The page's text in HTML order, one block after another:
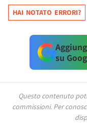
HAI NOTATO ERRORI?
su
Questo contenuto
commissioni. Per